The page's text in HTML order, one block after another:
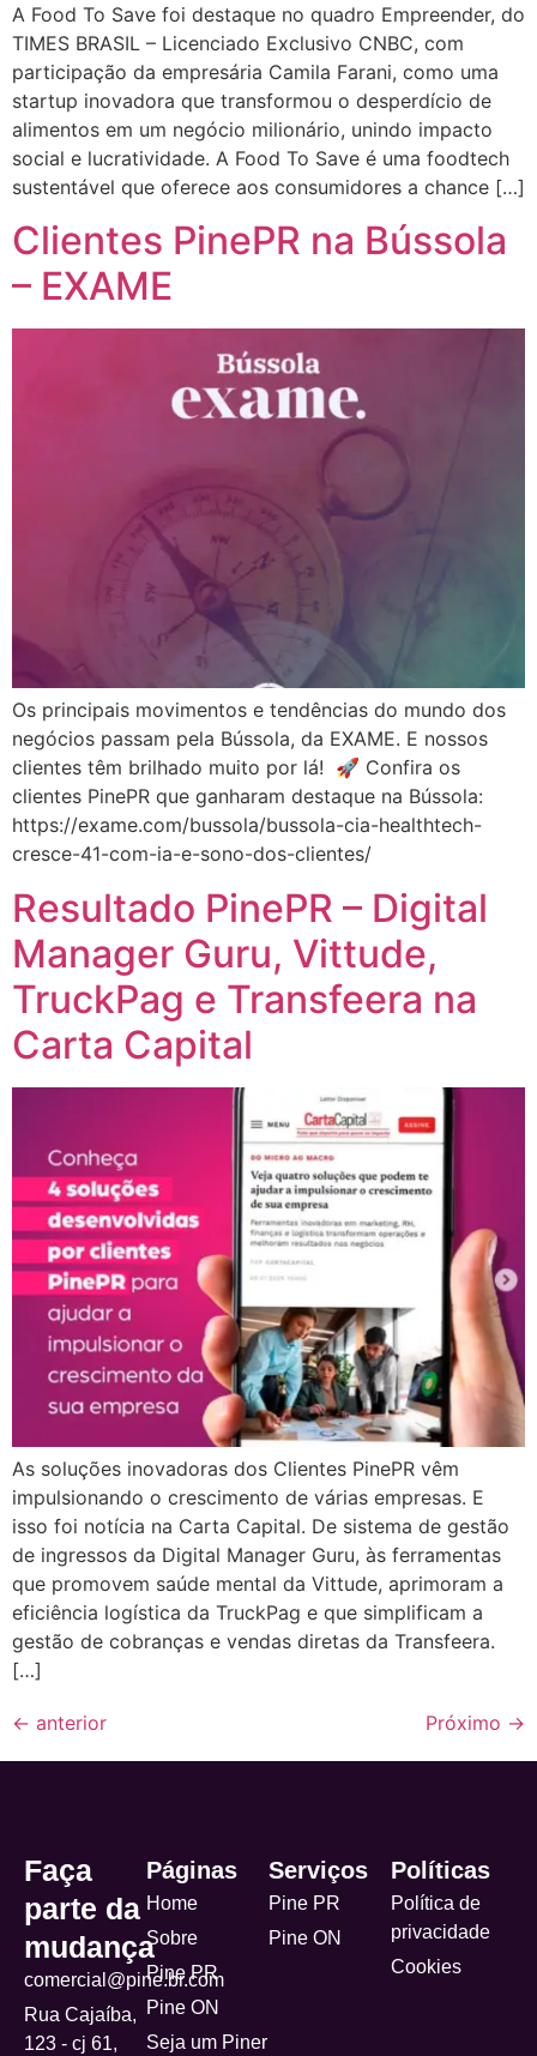
A Food To Save foi destaque no quadro Empreender, do
TIMES BRASIL – Licenciado Exclusivo CNBC, com
participação da empresária Camila Farani, como uma
startup inovadora que transformou o desperdício de
alimentos em um negócio milionário, unindo impacto
social e lucratividade. A Food To Save é uma foodtech
sustentável que oferece aos consumidores a chance […]
Clientes PinePR na Bússola
– EXAME
Os principais movimentos e tendências do mundo dos
negócios passam pela Bússola, da EXAME. E nossos
clientes têm brilhado muito por lá! 🚀 Confira os
clientes PinePR que ganharam destaque na Bússola:
https://exame.com/bussola/bussola-cia-healthtech-
cresce-41-com-ia-e-sono-dos-clientes/
Resultado PinePR – Digital
Manager Guru, Vittude,
TruckPag e Transfeera na
Carta Capital
As soluções inovadoras dos Clientes PinePR vêm
impulsionando o crescimento de várias empresas. E
isso foi notícia na Carta Capital. De sistema de gestão
de ingressos da Digital Manager Guru, às ferramentas
que promovem saúde mental da Vittude, aprimoram a
eficiência logística da TruckPag e que simplificam a
gestão de cobranças e vendas diretas da Transfeera.
[…]
← anterior Próximo →
Faça
parte da
mudança
comercial@pine.br.com
Rua Cajaíba,
123 - cj 61,
Páginas
Home
Sobre
Pine PR
Pine ON
Seja um Piner
Serviços
Pine PR
Pine ON
Políticas
Política de
privacidade
Cookies